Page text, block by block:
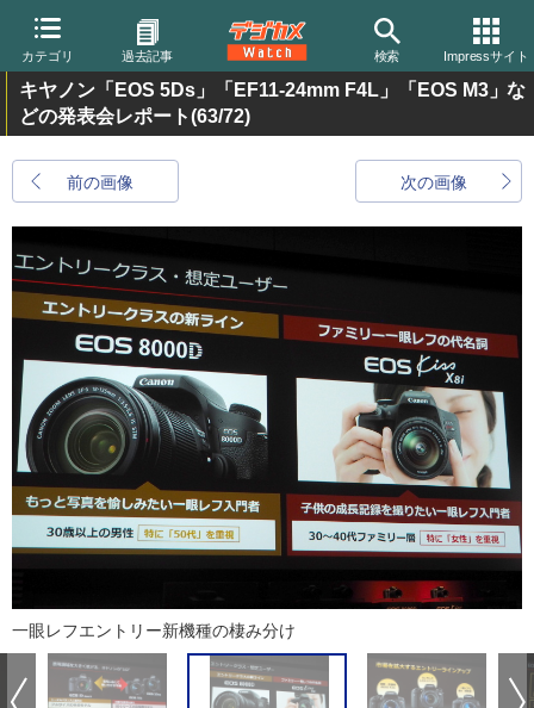
カテゴリ 過去記事 検索 Impressサイト
キヤノン「EOS 5Ds」「EF11-24mm F4L」「EOS M3」な
どの発表会レポート(63/72)
前の画像 次の画像
一眼レフエントリー新機種の棲み分け